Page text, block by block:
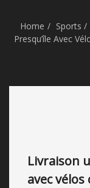
Home Sports /
Presqu’île Avec
Livraison
avec vélos